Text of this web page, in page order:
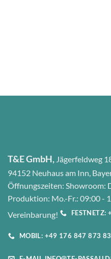
T&E GmbH, Jägerfeldweg
94152 Neuhaus am Inn,
Öffnungszeiten: Showroom:
Produktion: Mo.-Fr.: 09:00 -
Vereinbarung!
MOBIL: +49 176 847 873 83